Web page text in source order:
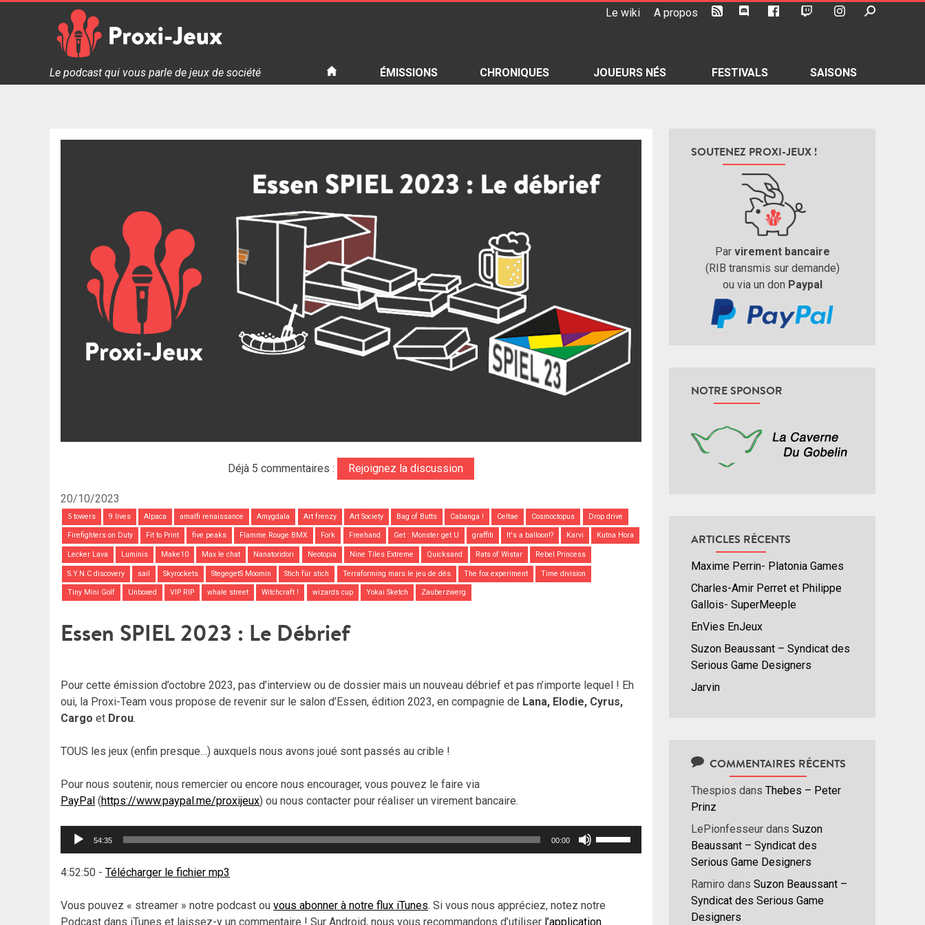
Le wiki A propos
Proxi Jeux - Le podcast qui vous parle de jeux de société
Le podcast qui vous parle de jeux de société ÉMISSIONS CHRONIQUES JOUEURS NÉS FESTIVALS SAISONS
Déjà 5 commentaires : Rejoignez la discussion
20/10/2023
5 towers 9 lives Alpaca amalfi renaissance Amygdala Art frenzy Art Society Bag of Butts Cabanga ! Celtae Cosmoctopus Drop drive
Firefighters on Duty Fit to Print five peaks Flamme Rouge BMX Fork Freehand Get : Monster get U graffiti It's a balloon!? Karvi Kutna Hora
Lecker Lava Luminis Make10 Max le chat Nanatoridori Neotopia Nine Tiles Extreme Quicksand Rats of Wistar Rebel Princess
S.Y.N.C discovery sail Skyrockets StegegetS Moomin Stich für stich Terraforming mars le jeu de dés The fox experiment Time division
Tiny Mini Golf Unboxed VIP RIP whale street Witchcraft ! wizards cup Yokai Sketch Zauberzwerg
Essen SPIEL 2023 : Le Débrief
Pour cette émission d’octobre 2023, pas d’interview ou de dossier mais un nouveau débrief et pas n’importe lequel ! Eh
oui, la Proxi-Team vous propose de revenir sur le salon d’Essen, édition 2023, en compagnie de Lana, Elodie, Cyrus,
Cargo et Drou.
TOUS les jeux (enfin presque…) auxquels nous avons joué sont passés au crible !
Pour nous soutenir, nous remercier ou encore nous encourager, vous pouvez le faire via
PayPal (https://www.paypal.me/proxijeux) ou nous contacter pour réaliser un virement bancaire.
Lecteur
54:35 00:00
4:52:50 - Télécharger le fichier mp3
Vous pouvez « streamer » notre podcast ou vous abonner à notre flux iTunes. Si vous nous appréciez, notez notre
Podcast dans iTunes et laissez-y un commentaire ! Sur Android, nous vous recommandons d’utiliser l’application
SOUTENEZ PROXI-JEUX !
Par virement bancaire
(RIB transmis sur demande)
ou via un don Paypal
NOTRE SPONSOR
ARTICLES RÉCENTS
Maxime Perrin- Platonia Games
Charles-Amir Perret et Philippe
Gallois- SuperMeeple
EnVies EnJeux
Suzon Beaussant – Syndicat des
Serious Game Designers
Jarvin
COMMENTAIRES RÉCENTS
Thespios dans Thebes – Peter
Prinz
LePionfesseur dans Suzon
Beaussant – Syndicat des
Serious Game Designers
Ramiro dans Suzon Beaussant –
Syndicat des Serious Game
Designers